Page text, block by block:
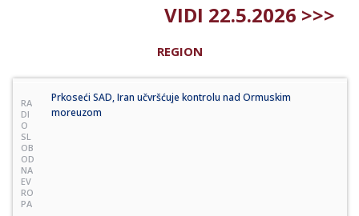
VIDI 22.5.2026 >>>
REGION
RA
DI
O
SL
OB
OD
NA
EV
RO
PA
Prkoseći SAD, Iran učvršćuje kontrolu nad Ormuskim
moreuzom